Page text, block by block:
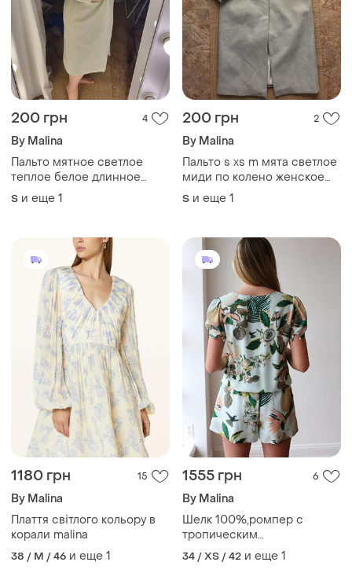
200 грн 4
By Malina
Пальто мятное светлое
теплое белое длинное
миди светлое подкладка
S и еще 1
200 грн 2
By Malina
Пальто s xs m мята светлое
миди по колено женское
двубортное весна осень
S и еще 1
1180 грн 15
By Malina
Плаття світлого кольору в
корали malina
38 / M / 46 и еще 1
1555 грн 6
By Malina
Шелк 100%,ромпер с
тропическим
принтом,комбинезон by
malina
34 / XS / 42 и еще 1